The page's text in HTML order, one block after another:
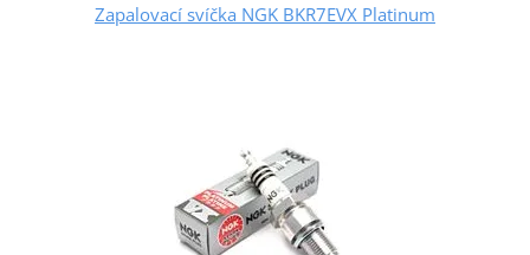
Zapalovací svíčka NGK BKR7EVX Platinum